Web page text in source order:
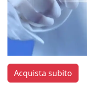
Acquista subito